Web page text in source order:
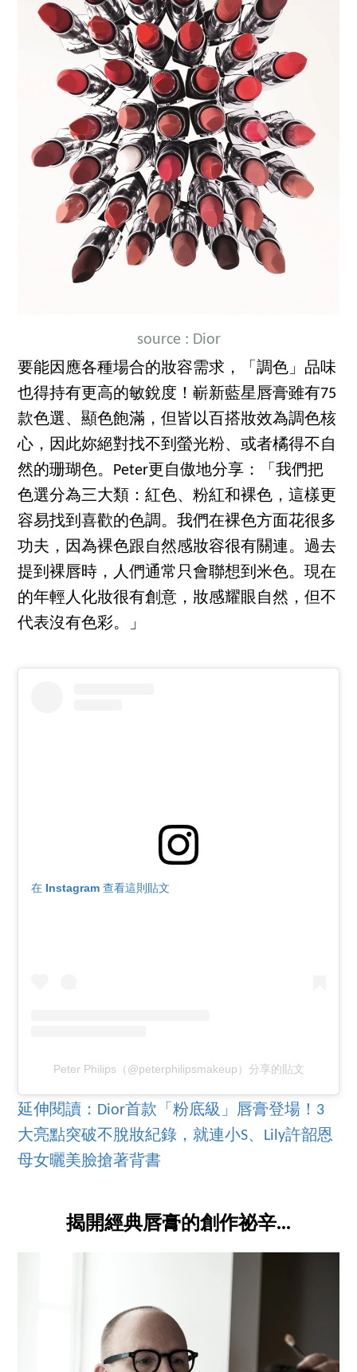
source : Dior
要能因應各種場合的妝容需求，「調色」品味
也得持有更高的敏銳度！嶄新藍星唇膏雖有75
款色選、顯色飽滿，但皆以百搭妝效為調色核
心，因此妳絕對找不到螢光粉、或者橘得不自
然的珊瑚色。Peter更自傲地分享：「我們把
色選分為三大類：紅色、粉紅和裸色，這樣更
容易找到喜歡的色調。我們在裸色方面花很多
功夫，因為裸色跟自然感妝容很有關連。過去
提到裸唇時，人們通常只會聯想到米色。現在
的年輕人化妝很有創意，妝感耀眼自然，但不
代表沒有色彩。」
在 Instagram 查看這則貼文
Peter Philips（@peterphilipsmakeup）分享的貼文
延伸閱讀：Dior首款「粉底級」唇膏登場！3
大亮點突破不脫妝紀錄，就連小S、Lily許韶恩
母女曬美臉搶著背書
揭開經典唇膏的創作祕辛...